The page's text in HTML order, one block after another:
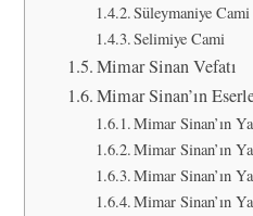
Süleymaniye Cami
Selimiye Cami
Mimar Sinan Vefatı
Mimar Sinan’ın
Mimar Sinan’ın
Mimar Sinan’ın
Mimar Sinan’ın
Mimar Sinan’ın